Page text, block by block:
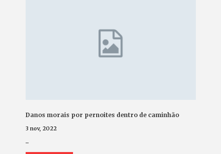
Danos morais por pernoites dentro de caminhão
3 nov, 2022